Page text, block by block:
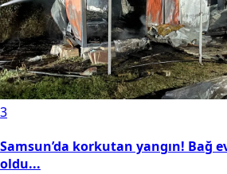
3
Samsun’da korkutan yangın! Bağ
oldu...